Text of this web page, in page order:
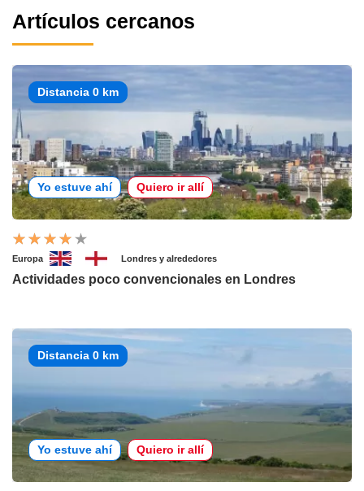
Artículos cercanos
Distancia 0 km
Yo estuve ahí Quiero ir allí
Europa Londres y alrededores
Actividades poco convencionales en Londres
Distancia 0 km
Yo estuve ahí Quiero ir allí